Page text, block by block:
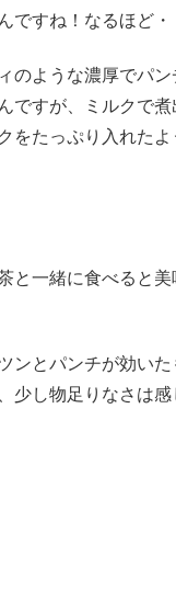
ですね！なるほど・
のような濃厚でパ
ですが、ミルクで
をたっぷり入れた
と一緒に食べると
ンとパンチが効い
少し物足りなさは感